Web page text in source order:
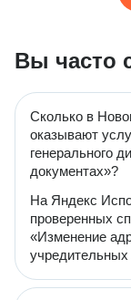
Вы часто
Сколько в
оказывают
генерального
документах»?
На Яндекс
проверенных
«Изменение
учредительных